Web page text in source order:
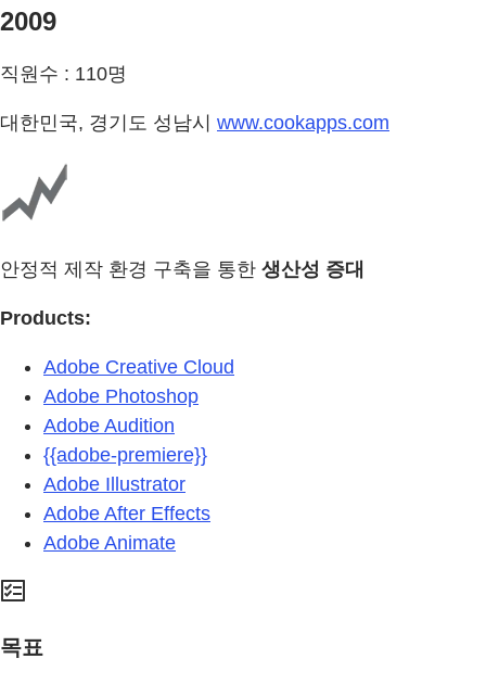
2009
직원수 : 110명
대한민국, 경기도 성남시 www.cookapps.com
안정적 제작 환경 구축을 통한 생산성 증대
Products:
Adobe Creative Cloud
Adobe Photoshop
Adobe Audition
{{adobe-premiere}}
Adobe Illustrator
Adobe After Effects
Adobe Animate
목표